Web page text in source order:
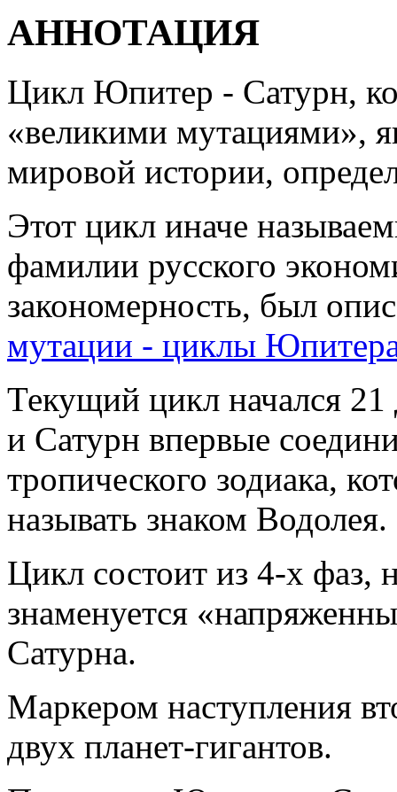
АННОТАЦИЯ
Цикл Юпитер - Сатурн,
«великими мутациями»,
мировой истории,
Этот цикл иначе
фамилии русского
закономерность, был
мутации - циклы
Текущий цикл начался
и Сатурн впервые
тропического зодиака,
называть знаком Водолея.
Цикл состоит из 4-х фаз,
знаменуется
Сатурна.
Маркером наступления
двух планет-гигантов.